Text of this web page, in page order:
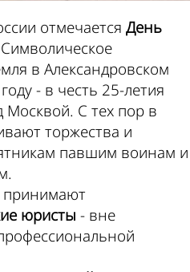
отмечается День
в Александровском
- в честь 25-летия
С тех пор в
торжества и
павшим воинам и
принимают
юристы - вне